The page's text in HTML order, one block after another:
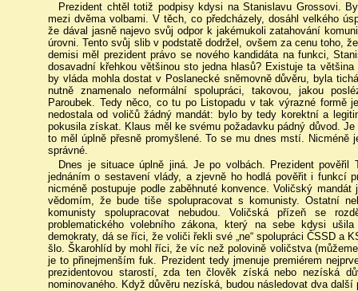
Prezident chtěl totiž podpisy kdysi na Stanislavu Grossovi.
mezi dvěma volbami. V těch, co předcházely, dosáhl velkého
že dával jasně najevo svůj odpor k jakémukoli zatahování
úrovni. Tento svůj slib v podstatě dodržel, ovšem za cenu toho,
demisi měl prezident právo se nového kandidáta na funkci,
dosavadní křehkou většinou sto jedna hlasů? Existuje ta
by vláda mohla dostat v Poslanecké sněmovně důvěru, byla
nutně znamenalo neformální spolupráci, takovou, jakou
Paroubek. Tedy něco, co tu po Listopadu v tak výrazné formě
nedostala od voličů žádný mandát: bylo by tedy korektní a
pokusila získat. Klaus měl ke svému požadavku pádný důvod.
to měl úplně přesně promyšlené. To se mu dnes mstí. Nicméně
správné.
Dnes je situace úplně jiná. Je po volbách. Prezident pověřil
jednáním o sestavení vlády, a zjevně ho hodlá pověřit i funkcí
nicméně postupuje podle zaběhnuté konvence. Voličský
vědomím, že bude tiše spolupracovat s komunisty. Ostatní
komunisty spolupracovat nebudou. Voličská přízeň se
problematického volebního zákona, který na sebe kdysi
demokraty, dá se říci, že voliči řekli své „ne“ spolupráci ČSSD a
šlo. Škarohlíd by mohl říci, že víc než polovině voličstva
je to přinejmenším fuk. Prezident tedy jmenuje premiérem
prezidentovou starostí, zda ten člověk získá nebo nezíská
nominovaného. Když důvěru nezíská, budou následovat dva